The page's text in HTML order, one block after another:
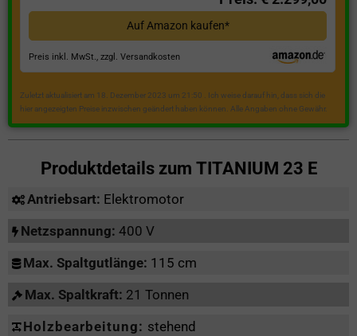
Auf Amazon kaufen*
Preis inkl. MwSt., zzgl. Versandkosten
Zuletzt aktualisiert am 18. Dezember 2023 um 21:50 . Ich weise darauf hin, dass sich die
hier angezeigten Preise inzwischen geändert haben können. Alle Angaben ohne Gewähr.
Produktdetails zum TITANIUM 23 E
Antriebsart: Elektromotor
Netzspannung: 400 V
Max. Spaltgutlänge: 115 cm
Max. Spaltkraft: 21 Tonnen
Holzbearbeitung: stehend